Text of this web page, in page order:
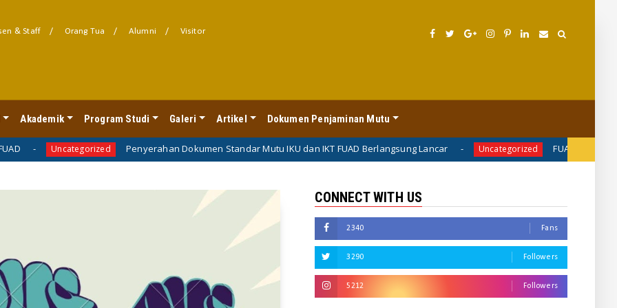
& Staff Orang Tua Alumni Visitor
Akademik Program Studi Galeri Artikel Dokumen Penjaminan Mutu
Penyerahan Dokumen Standar Mutu IKU dan IKT FUAD Berlangsung Lancar Uncategorized FUAD Rapat Monitoring dan
CONNECT WITH US
2340 Fans
3290 Followers
5212 Followers